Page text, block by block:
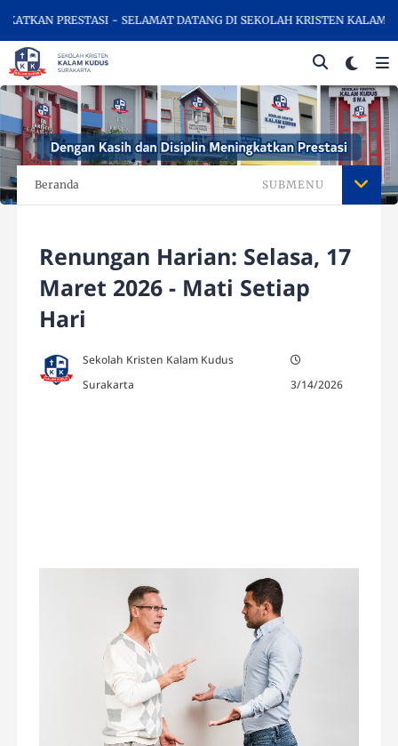
PRESTASI - SELAMAT DATANG DI SEKOLAH KRISTEN KALAM
Beranda SUBMENU
Renungan Harian: Selasa, 17
Maret 2026 - Mati Setiap
Hari
Sekolah Kristen Kalam Kudus
Surakarta
3/14/2026